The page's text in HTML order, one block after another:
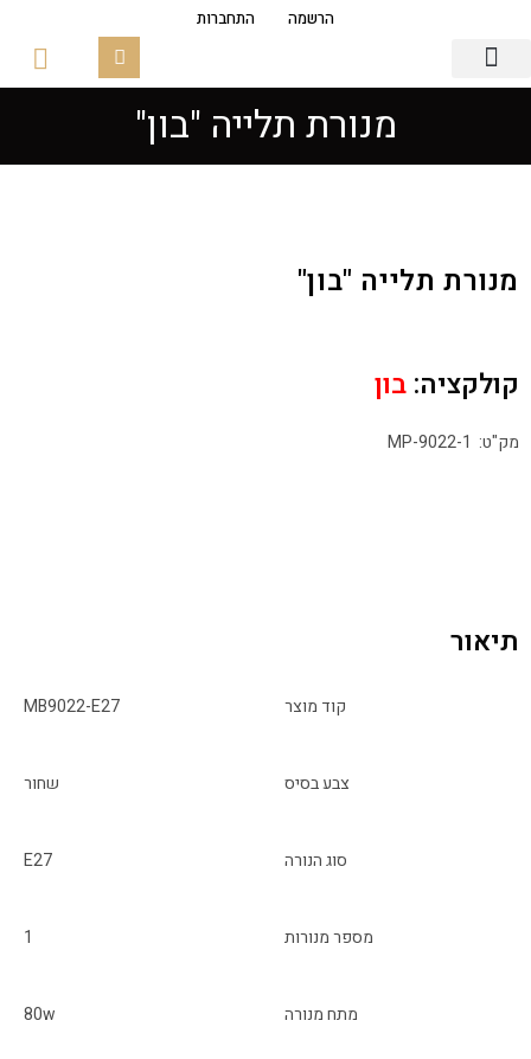
הרשמה התחברות
מנורת תלייה "בון"
מנורת תלייה "בון"
קולקציה: בון
מק"ט: MP-9022-1
תיאור
קוד מוצר MB9022-E27
צבע בסיס שחור
סוג הנורה E27
מספר מנורות 1
מתח מנורה 80w